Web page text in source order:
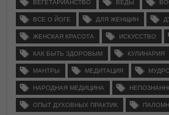
ВЕГЕТАРИАНСТВО ВЕДЫ
ВСЕ О ЙОГЕ ДЛЯ ЖЕНЩИН
ЖЕНСКАЯ КРАСОТА ИСКУССТВО
КАК БЫТЬ ЗДОРОВЫМ КУЛИНАРИЯ
МАНТРЫ МЕДИТАЦИЯ
НАРОДНАЯ МЕДИЦИНА
ОПЫТ ДУХОВНЫХ ПРАКТИК